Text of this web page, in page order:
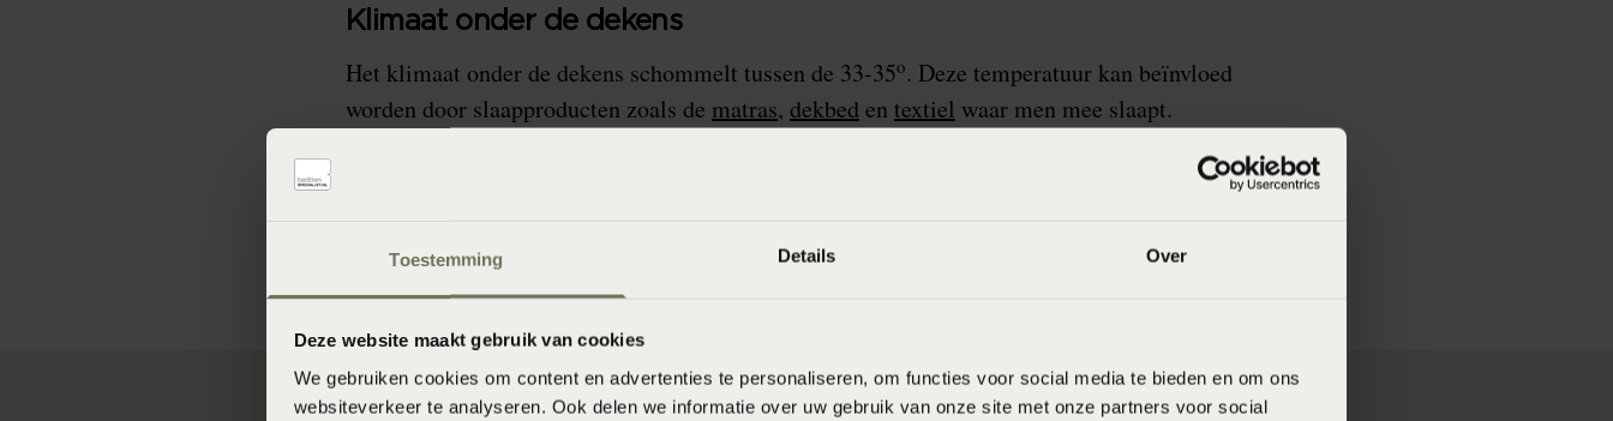
Toestemming Details Over
Deze website maakt gebruik van cookies
We gebruiken cookies om content en advertenties te personaliseren, om functies voor social media te bieden en om ons
websiteverkeer te analyseren. Ook delen we informatie over uw gebruik van onze site met onze partners voor social
Klimaat onder de dekens
Het klimaat onder de dekens schommelt tussen de 33-35o. Deze temperatuur kan beïnvloed
worden door slaapproducten zoals de matras, dekbed en textiel waar men mee slaapt.
ervaart een broeierig klimaat onder de dekens wat meer transpireren tot gevolg kan hebben.
Tevens is het van belang hoe goed de slaapproducten het vocht ’s nachts kunnen afvoeren